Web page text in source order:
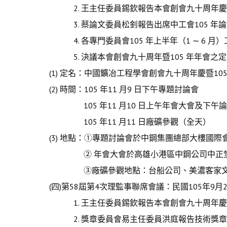
2. 王主任委員錫欽報告本會創會九十周年慶
3. 蔡論文委員松釗報告出席中工會105 年論
4. 各專門委員會105 年上半年（1 ∼ 6 月）
5. 決議本會創會九十周年暨105 年年會之定
(1) 定名：中國鑛冶工程學會創會九十周年慶暨
(2) 時間：105 年11 月9 日下午專題討論會
105 年11 月10 日上午年會大會及下午論
105 年11 月11 日廠礦參觀（全天）
(3) 地點：①專題討論會於中鋼集團總部大樓國際
② 年會大會於高雄小港區中鋼公司中正堂
③廠礦參觀地點：台船公司、美濃客家文
(四)第58屆第4次理監事聯席會議：民國105年9
1. 王主任委員錫欽報告本會創會九十周年慶
2. 獎章委員會易主任委員洪庭報告技術獎章